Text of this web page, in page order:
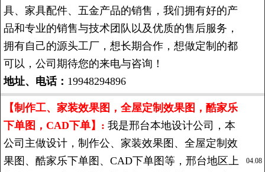
具、家具配件、五金产品的销售，我们拥有好的产
品和专业的销售与技术团队以及优质的售后服务，
拥有自己的源头工厂，想长期合作，想做定制的都
可以，公司期待您的来电与咨询！
地址、电话： 19948294896
【制作工、家装效果图，全屋定制效果图，酷家乐
下单图，CAD下单】: 我是邢台本地设计公司，本
公司主做设计，制作公、家装效果图、全屋定制效
果图、酷家乐下单图、CAD下单图等，邢台地区上
04.08